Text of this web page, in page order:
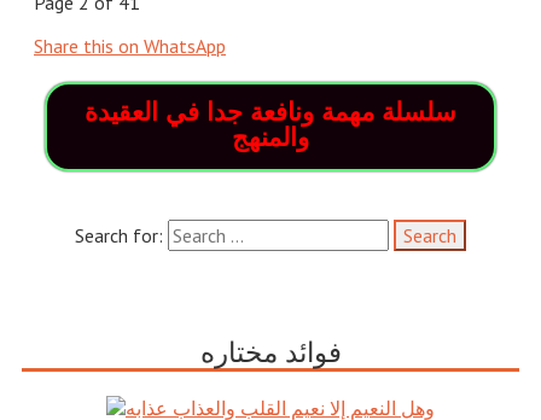
Share this on WhatsApp
سلسلة مهمة ونافعة جدا في العقيدة
والمنهج
Search for:
فوائد مختاره